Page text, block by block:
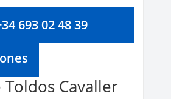
693 02 48 39
Toldos Cavaller